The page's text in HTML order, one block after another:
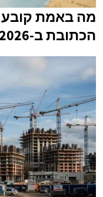
מה באמת קובע
הכתובת ב-2026?